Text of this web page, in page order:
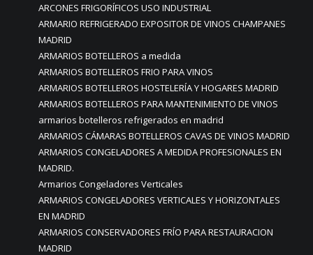
ARCONES FRIGORÍFICOS USO INDUSTRIAL
ARMARIO REFRIGERADO EXPOSITOR DE VINOS CHAMPANES
MADRID
ARMARIOS BOTELLEROS a medida
ARMARIOS BOTELLEROS FRIO PARA VINOS
ARMARIOS BOTELLEROS HOSTELERÍA Y HOGARES MADRID
ARMARIOS BOTELLEROS PARA MANTENIMIENTO DE VINOS
armarios botelleros refrigerados en madrid
ARMARIOS CÁMARAS BOTELLEROS CAVAS DE VINOS MADRID
ARMARIOS CONGELADORES A MEDIDA PROFESIONALES EN
MADRID.
Armarios Congeladores Verticales
ARMARIOS CONGELADORES VERTICALES Y HORIZONTALES
EN MADRID
ARMARIOS CONSERVADORES FRÍO PARA RESTAURACION
MADRID